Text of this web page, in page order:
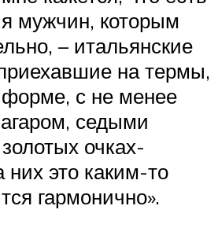
мужчин, которым
– итальянские
на термы,
форме, с не менее
седыми
очках-
них это каким-то
гармонично».